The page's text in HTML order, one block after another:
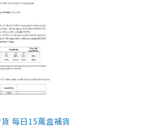
每日15萬盒補貨